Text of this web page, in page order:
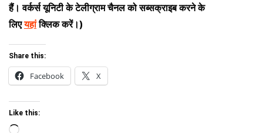
हैं। वर्कर्स यूनिटी के टेलीग्राम चैनल को सब्सक्राइब करने के
लिएयहां क्लिक करें।)
Share this:
Facebook X
Like this:
Loading…